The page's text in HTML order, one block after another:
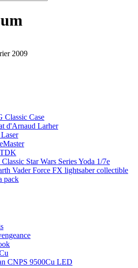
2009
Classic Case
d'Arnaud Larher
Star Wars Series Yoda 1/7e
Vader Force FX lightsaber collectible
pack
CNPS 9500Cu LED